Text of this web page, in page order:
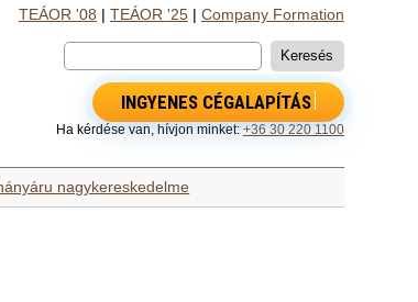
TEÁOR '08 TEÁOR '25| Company Formation
INGYENES CÉGALAPÍTÁS
Ha kérdése van, hívjon minket: +36 30 220 1100
nagykereskedelme